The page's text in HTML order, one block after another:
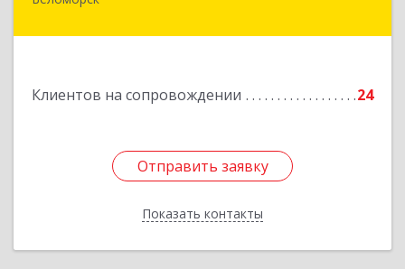
Клиентов на сопровождении 24
Отправить заявку
Показать контакты
Отправить заявку
Назад